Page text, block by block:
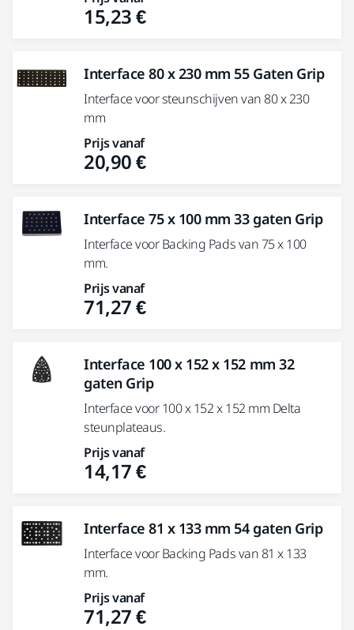
15,23 €
Interface 80 x 230 mm 55 Gaten Grip
Interface voor steunschijven van 80 x 230
mm
Prijs vanaf
20,90 €
Interface 75 x 100 mm 33 gaten Grip
Interface voor Backing Pads van 75 x 100
mm.
Prijs vanaf
71,27 €
Interface 100 x 152 x 152 mm 32
gaten Grip
Interface voor 100 x 152 x 152 mm Delta
steunplateaus.
Prijs vanaf
14,17 €
Interface 81 x 133 mm 54 gaten Grip
Interface voor Backing Pads van 81 x 133
mm.
Prijs vanaf
71,27 €